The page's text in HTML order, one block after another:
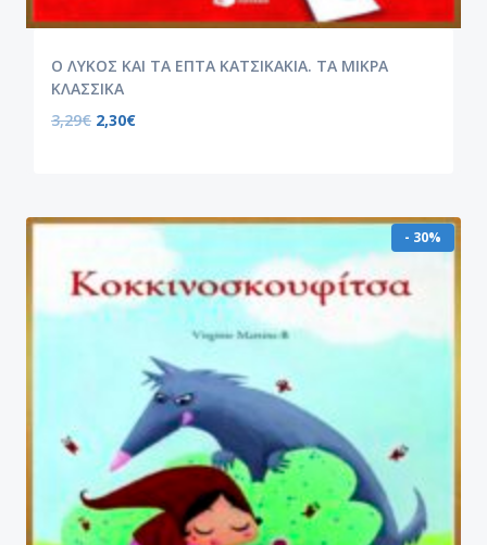
Ο ΛΥΚΟΣ ΚΑΙ ΤΑ ΕΠΤΑ ΚΑΤΣΙΚΑΚΙΑ. ΤΑ ΜΙΚΡΑ
ΚΛΑΣΣΙΚΑ
3,29€ 2,30€
- 30%